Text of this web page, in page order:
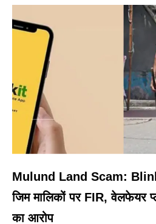
Mulund Land Scam:
जिम मालिकों पर FIR, वेलफेयर
का आरोप